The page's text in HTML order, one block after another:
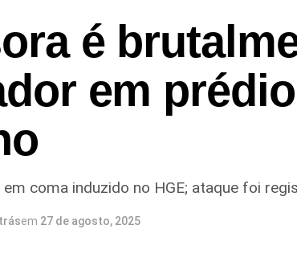
é
em
coma induzido no HGE; ataque foi
em 27 de agosto, 2025